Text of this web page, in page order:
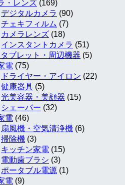
・レンズ (169)
デジタルカメラ (90)
チェキフィルム (7)
カメラレンズ (18)
インスタントカメラ (51)
ブレット・周辺機器 (5)
電 (75)
ドライヤー・アイロン (22)
健康器具 (5)
光美容器・美顔器 (15)
シェーバー (32)
電 (46)
扇風機・空気清浄機 (6)
掃除機 (3)
キッチン家電 (15)
電動歯ブラシ (3)
ポータブル電源 (1)
電 (9)